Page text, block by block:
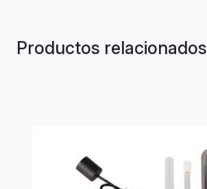
Productos relacionados